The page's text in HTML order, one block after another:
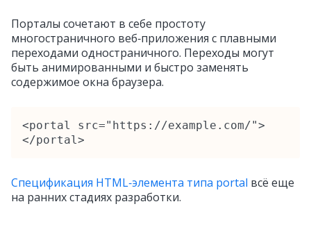
Порталы сочетают в себе простоту
многостраничного веб‑приложения с плавными
переходами одностраничного. Переходы могут
быть анимированными и быстро заменять
содержимое окна браузера.
<portal src="https://example.com/">
</portal>
Спецификация HTML‑элемента типа portal всё еще
на ранних стадиях разработки.